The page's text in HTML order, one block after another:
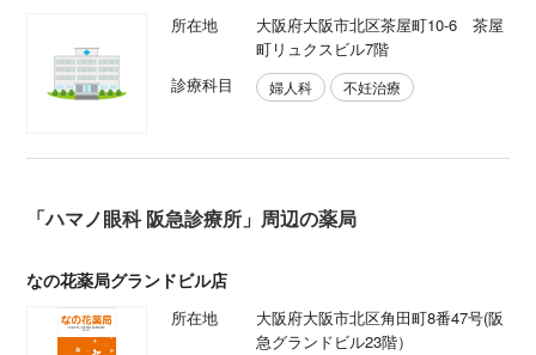
所在地
大阪府大阪市北区茶屋町10-6 茶屋
町リュクスビル7階
診療科目
婦人科 不妊治療
「ハマノ眼科 阪急診療所」周辺の薬局
なの花薬局グランドビル店
所在地
大阪府大阪市北区角田町8番47号(阪
急グランドビル23階）